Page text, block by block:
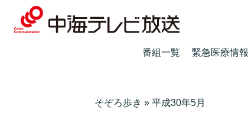
番組一覧 緊急医療情報
そぞろ歩き » 平成30年5月